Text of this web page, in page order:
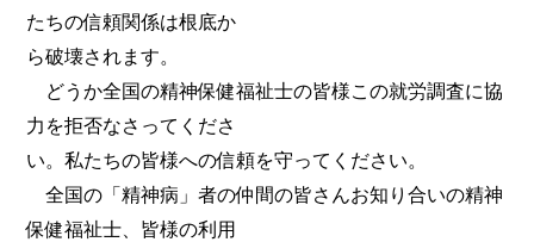
たちの信頼関係は根底か
ら破壊されます。
どうか全国の精神保健福祉士の皆様この就労調査に協
力を拒否なさってくださ
い。私たちの皆様への信頼を守ってください。
全国の「精神病」者の仲間の皆さんお知り合いの精神
保健福祉士、皆様の利用